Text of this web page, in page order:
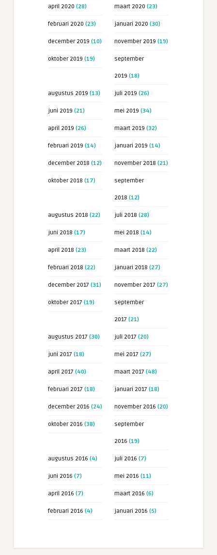
april 2020 (28) maart 2020 (23)
februari 2020 (23) januari 2020 (30)
december 2019 (10) november 2019 (19)
oktober 2019 (19) september
2019 (18)
augustus 2019 (13) juli 2019 (26)
juni 2019 (21) mei 2019 (34)
april 2019 (26) maart 2019 (32)
februari 2019 (14) januari 2019 (14)
december 2018 (12) november 2018 (21)
oktober 2018 (17) september
2018 (12)
augustus 2018 (22) juli 2018 (28)
juni 2018 (17) mei 2018 (14)
april 2018 (23) maart 2018 (22)
februari 2018 (22) januari 2018 (27)
december 2017 (31) november 2017 (27)
oktober 2017 (19) september
2017 (21)
augustus 2017 (30) juli 2017 (20)
juni 2017 (18) mei 2017 (27)
april 2017 (40) maart 2017 (48)
februari 2017 (18) januari 2017 (18)
december 2016 (24) november 2016 (20)
oktober 2016 (38) september
2016 (19)
augustus 2016 (4) juli 2016 (7)
juni 2016 (7) mei 2016 (11)
april 2016 (7) maart 2016 (6)
februari 2016 (4) januari 2016 (5)